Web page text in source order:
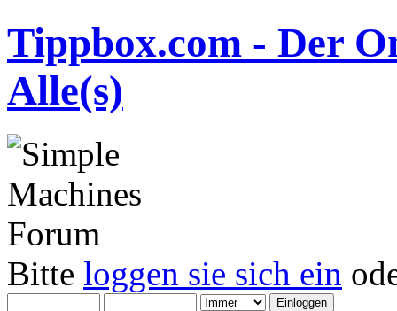
Tippbox.com - Der
Alle(s)
Bitte loggen sie sich ein